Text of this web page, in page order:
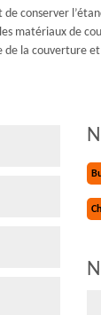
conserver
matériaux de
la